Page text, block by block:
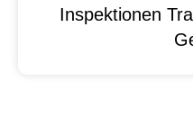
Inspektionen